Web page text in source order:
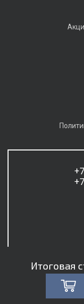
Итоговая
©